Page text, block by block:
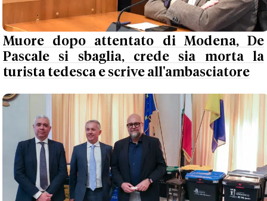
Muore dopo attentato di Modena, De
Pascale si sbaglia, crede sia morta la
turista tedesca e scrive all'ambasciatore